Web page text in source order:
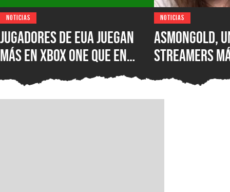
NOTICIAS
Jugadores de EUA juegan
más en XBOX One que en
XBOX Series X|S: encuesta
muestra el desastre de
NOTICIAS
Asmongold,
streamers
del mundo,
Twitch por